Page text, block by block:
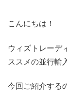
こんにちは！
ウィズトレーデ
ススメの並行輸
今回ご紹介する